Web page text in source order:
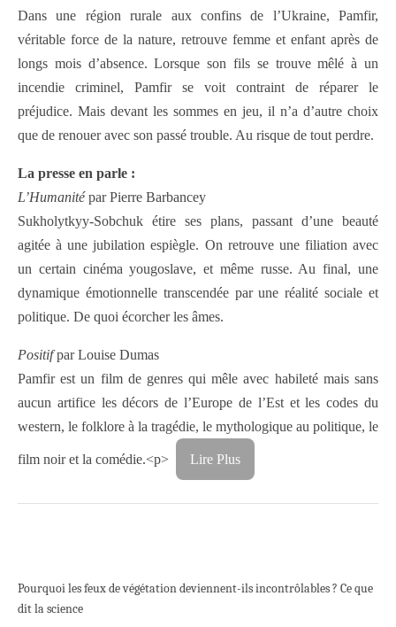
Dans une région rurale aux confins de l’Ukraine, Pamfir,
véritable force de la nature, retrouve femme et enfant après de
longs mois d’absence. Lorsque son fils se trouve mêlé à un
incendie criminel, Pamfir se voit contraint de réparer le
préjudice. Mais devant les sommes en jeu, il n’a d’autre choix
que de renouer avec son passé trouble. Au risque de tout perdre.
La presse en parle :
L’Humanitépar Pierre Barbancey
Sukholytkyy-Sobchuk étire ses plans, passant d’une beauté
agitée à une jubilation espiègle. On retrouve une filiation avec
un certain cinéma yougoslave, et même russe. Au final, une
dynamique émotionnelle transcendée par une réalité­ sociale et
politique. De quoi écorcher les âmes.
Positifpar Louise Dumas
Pamfir est un film de genres qui mêle avec habileté mais sans
aucun artifice les décors de l’Europe de l’Est et les codes du
western, le folklore à la tragédie, le mythologique au politique, le
film noir et la comédie.<p> Lire Plus
Pourquoi les feux de végétation deviennent-ils incontrôlables ? Ce que
dit la science